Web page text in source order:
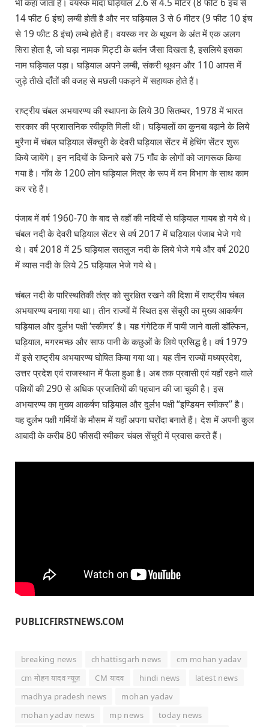
भी कहा जाता है। वयस्क मादा घड़ियाल 2.6 से 4.5 मीटर (8 फीट 6 इंच से
14 फीट 6 इंच) लम्बी होती है और नर घड़ियाल 3 से 6 मीटर (9 फीट 10 इंच
से 19 फीट 8 इंच) लम्बे होते हैं। वयस्क नर के थूथन के अंत में एक अलग
सिरा होता है, जो घड़ा नामक मिट्टी के बर्तन जैसा दिखता है, इसलिये इसका
नाम घड़ियाल पड़ा। घड़ियाल अपने लम्बी, संकरी थूथन और 110 आपस में
जुड़े तीखे दाँतों की वजह से मछली पकड़ने में सहायक होते हैं।
राष्ट्रीय चंबल अभयारण्य की स्थापना के लिये 30 सितम्बर, 1978 में भारत
सरकार की प्रशासनिक स्वीकृति मिली थी। घड़ियालों का कुनबा बढ़ाने के लिये
मुरैना में चंबल घड़ियाल सेंक्चुरी के देवरी घड़ियाल सेंटर में हेचिंग सेंटर शुरू
किये जायेंगे। इन नदियों के किनारे बसे 75 गाँव के लोगों को जागरूक किया
गया है। गाँव के 1200 लोग घड़ियाल मित्र के रूप में वन विभाग के साथ काम
कर रहे हैं।
पंजाब में वर्ष 1960-70 के बाद से वहाँ की नदियों से घड़ियाल गायब हो गये थे।
चंबल नदी के देवरी घड़ियाल सेंटर से वर्ष 2017 में घड़ियाल पंजाब भेजे गये
थे। वर्ष 2018 में 25 घड़ियाल सतलुज नदी के लिये भेजे गये और वर्ष 2020
में व्यास नदी के लिये 25 घड़ियाल भेजे गये थे।
चंबल नदी के पारिस्थतिकी तंत्र को सुरक्षित रखने की दिशा में राष्ट्रीय चंबल
अभयारण्य बनाया गया था। तीन राज्यों में स्थित इस सेंचुरी का मुख्य आकर्षण
घड़ियाल और दुर्लभ पक्षी ‘स्कीमर’ है। यह गंगेटिक में पायी जाने वाली डॉल्फिन,
घड़ियाल, मगरमच्छ और साफ पानी के कछुओं के लिये प्रसिद्ध है। वर्ष 1979
में इसे राष्ट्रीय अभयारण्य घोषित किया गया था। यह तीन राज्यों मध्यप्रदेश,
उत्तर प्रदेश एवं राजस्थान में फैला हुआ है। अब तक प्रवासी एवं यहाँ रहने वाले
पक्षियों की 290 से अधिक प्रजातियों की पहचान की जा चुकी है। इस
अभयारण्य का मुख्य आकर्षण घड़ियाल और दुर्लभ पक्षी “इण्डियन स्मीकर’’ है।
यह दुर्लभ पक्षी गर्मियों के मौसम में यहाँ अपना घरोंदा बनाते हैं। देश में अपनी कुल
आबादी के करीब 80 फीसदी स्मीकर चंबल सेंचुरी में प्रवास करते हैं।
PUBLICFIRSTNEWS.COM
breaking news chhattisgarh news
cm mohan yadav
cm मोहन यादव न्यूज़
CM यादव hindi news
latest news
madhya pradesh news
mohan yadav
mohan yadav news
mp news
today news